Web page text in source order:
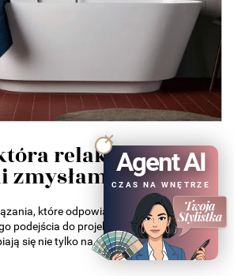
relaksuje
które odpowiadają na rosnące
podejścia do projektowania łazienek.
się nie tylko na estetyce, ale także na
Agent AI
CZAS NA WNĘTRZE